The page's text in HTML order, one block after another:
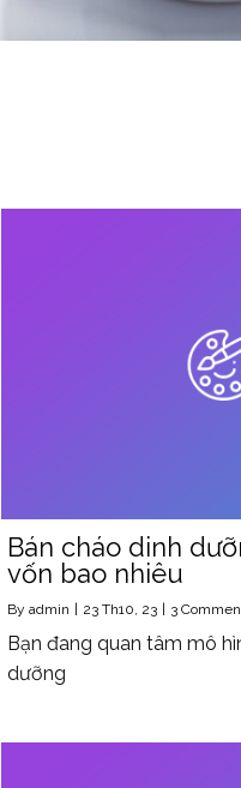
Bán cháo dinh
vốn bao nhiêu
By admin 23 Th10, 23 3
Bạn đang quan tâm mô
dưỡng